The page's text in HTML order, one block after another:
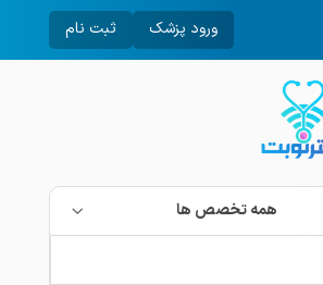
ورود پزشک ثبت نام
همه تخصص ها